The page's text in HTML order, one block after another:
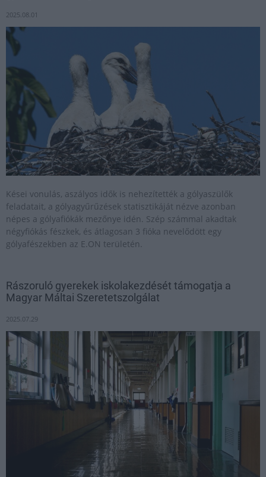
2025.08.01
Kései vonulás, aszályos idők is nehezítették a gólyaszülők
feladatait, a gólyagyűrűzések statisztikáját nézve azonban
népes a gólyafiókák mezőnye idén. Szép számmal akadtak
négyfiókás fészkek, és átlagosan 3 fióka nevelődött egy
gólyafészekben az E.ON területén.
Rászoruló gyerekek iskolakezdését támogatja a
Magyar Máltai Szeretetszolgálat
2025.07.29